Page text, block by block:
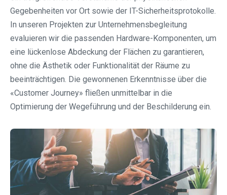
Gegebenheiten vor Ort sowie der IT-Sicherheitsprotokolle.
In unseren Projekten zur Unternehmensbegleitung
evaluieren wir die passenden Hardware-Komponenten, um
eine lückenlose Abdeckung der Flächen zu garantieren,
ohne die Ästhetik oder Funktionalität der Räume zu
beeinträchtigen. Die gewonnenen Erkenntnisse über die
«Customer Journey» fließen unmittelbar in die
Optimierung der Wegeführung und der Beschilderung ein.